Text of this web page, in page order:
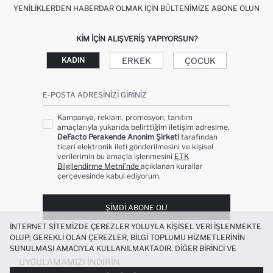
YENILIKLERDEN HABERDAR OLMAK İÇIN BÜLTENIMIZE ABONE OLUN
KIM IÇIN ALIŞVERIŞ YAPIYORSUN?
KADIN ERKEK ÇOCUK
E-POSTA ADRESINIZI GIRINIZ
Kampanya, reklam, promosyon, tanıtım
amaçlarıyla yukarıda belirttiğim iletişim adresime,
DeFacto Perakende Anonim Şirketi tarafından
ticari elektronik ileti gönderilmesini ve kişisel
verilerimin bu amaçla işlenmesini ETK
Bilgilendirme Metni’nde açıklanan kurallar
çerçevesinde kabul ediyorum.
ŞIMDI ABONE OL!
UYGULAMAMIZI İNDIRIN
İNTERNET SITEMIZDE ÇEREZLER YOLUYLA KIŞISEL VERI IŞLENMEKTE
OLUP; GEREKLI OLAN ÇEREZLER, BILGI TOPLUMU HIZMETLERININ
SUNULMASI AMACIYLA KULLANILMAKTADIR. DIĞER BIRINCI VE
ÜÇÜNCÜ TARAF ÇEREZLER ISE SIZE DAHA IYI BIR ALIŞVERIŞ
DENEYIMI SUNULABILMESI, SITEMIZIN DAHA IŞLEVSEL KILINMASI VE